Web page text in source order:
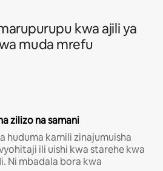
kwa ajili ya
muda mrefu
zilizo na samani
huduma kamili zinajumuisha
ili uishi kwa starehe kwa
Ni mbadala bora kwa